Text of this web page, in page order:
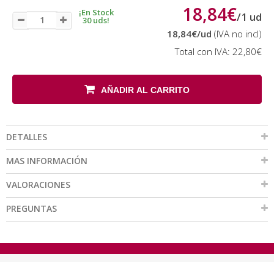
¡En Stock
30 uds! 18,84€/1 ud
18,84€/ud (IVA no incl)
Total con IVA: 22,80€
AÑADIR AL CARRITO
DETALLES
MAS INFORMACIÓN
VALORACIONES
PREGUNTAS